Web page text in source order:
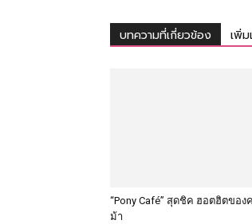
บทความที่เกี่ยวข้อง เพิ่
“Pony Café” สุดชิค ฮอตฮิตของ
ม้า